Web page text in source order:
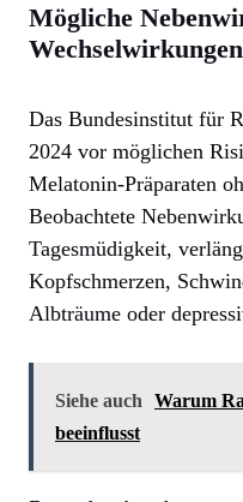
Mögliche
Wechselwirkungen
Das Bundesinstitut für
2024 vor möglichen
Melatonin-Präparaten
Beobachtete
Tagesmüdigkeit,
Kopfschmerzen,
Albträume oder
Siehe auch
Warum
beeinflusst